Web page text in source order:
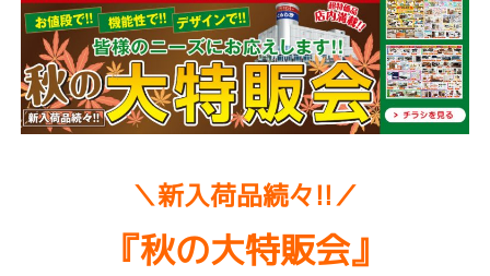
＼新入荷品続々!!／
『秋の大特販会』